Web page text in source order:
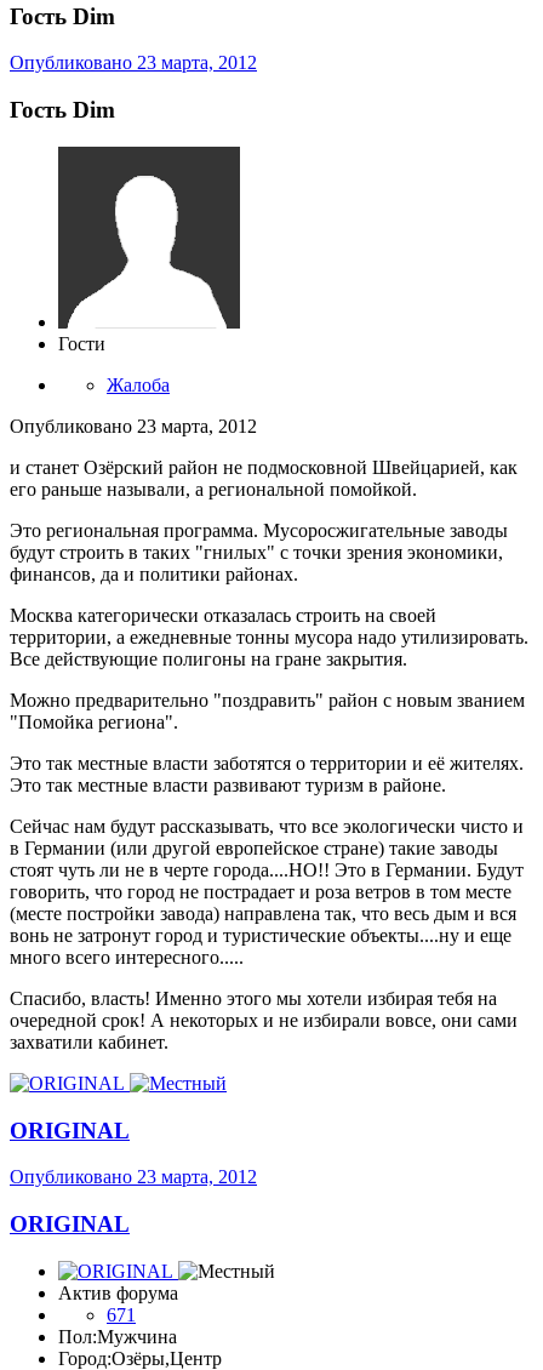
Гость Dim
Опубликовано 23 марта, 2012
Гость Dim
Гости
Жалоба
Опубликовано 23 марта, 2012
и станет Озёрский район не подмосковной Швейцарией, как
его раньше называли, а региональной помойкой.
Это региональная программа. Мусоросжигательные заводы
будут строить в таких "гнилых" с точки зрения экономики,
финансов, да и политики районах.
Москва категорически отказалась строить на своей
территории, а ежедневные тонны мусора надо утилизировать.
Все действующие полигоны на гране закрытия.
Можно предварительно "поздравить" район с новым званием
"Помойка региона".
Это так местные власти заботятся о территории и её жителях.
Это так местные власти развивают туризм в районе.
Сейчас нам будут рассказывать, что все экологически чисто и
в Германии (или другой европейское стране) такие заводы
стоят чуть ли не в черте города....НО!! Это в Германии. Будут
говорить, что город не пострадает и роза ветров в том месте
(месте постройки завода) направлена так, что весь дым и вся
вонь не затронут город и туристические объекты....ну и еще
много всего интересного.....
Спасибо, власть! Именно этого мы хотели избирая тебя на
очередной срок! А некоторых и не избирали вовсе, они сами
захватили кабинет.
ORIGINAL
Опубликовано 23 марта, 2012
ORIGINAL
Актив форума
671
Пол:Мужчина
Город:Озёры,Центр